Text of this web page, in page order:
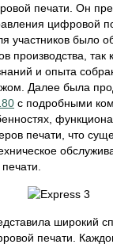
печати. Он
цифровой
участников было
производства, так
и опыта
Далее была
с подробными
печати, что
широкий
печати.